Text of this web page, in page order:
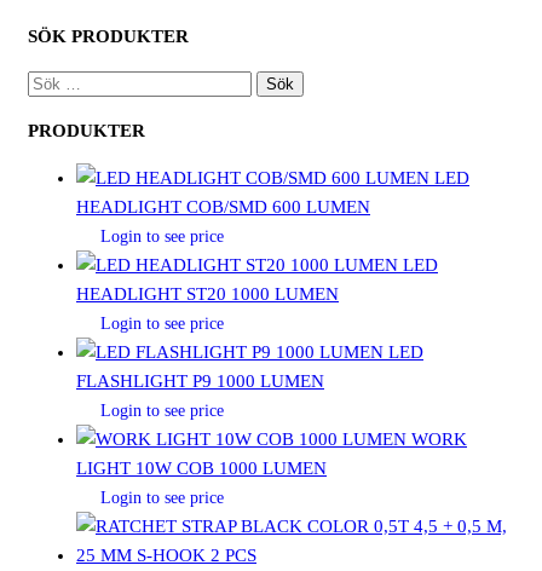
SÖK PRODUKTER
SÖK
PRODUKTER
LED
HEADLIGHT COB/SMD 600 LUMEN
Login to see price
LED
HEADLIGHT ST20 1000 LUMEN
Login to see price
LED
FLASHLIGHT P9 1000 LUMEN
Login to see price
WORK
LIGHT 10W COB 1000 LUMEN
Login to see price